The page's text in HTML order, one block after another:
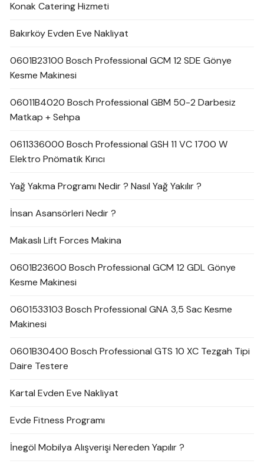
Konak Catering Hizmeti
Bakırköy Evden Eve Nakliyat
0601B23100 Bosch Professional GCM 12 SDE Gönye
Kesme Makinesi
06011B4020 Bosch Professional GBM 50-2 Darbesiz
Matkap + Sehpa
0611336000 Bosch Professional GSH 11 VC 1700 W
Elektro Pnömatik Kırıcı
Yağ Yakma Programı Nedir ? Nasıl Yağ Yakılır ?
İnsan Asansörleri Nedir ?
Makaslı Lift Forces Makina
0601B23600 Bosch Professional GCM 12 GDL Gönye
Kesme Makinesi
0601533103 Bosch Professional GNA 3,5 Sac Kesme
Makinesi
0601B30400 Bosch Professional GTS 10 XC Tezgah Tipi
Daire Testere
Kartal Evden Eve Nakliyat
Evde Fitness Programı
İnegöl Mobilya Alışverişi Nereden Yapılır ?